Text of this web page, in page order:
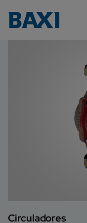
SB e SB-4X
Circuladores